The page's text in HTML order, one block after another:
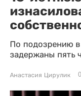
По подозрению
задержаны пять
Анастасия Цирулик